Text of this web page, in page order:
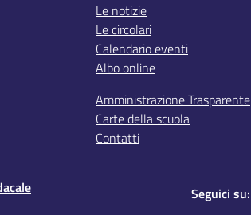
Le notizie
Le circolari
Calendario eventi
Albo online
Amministrazione Trasparente
Carte della scuola
Contatti
Seguici su: